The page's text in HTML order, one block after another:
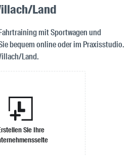
Land
mit Sportwagen und
bequem online oder im Praxisstudio.
Land.
Sie Ihre